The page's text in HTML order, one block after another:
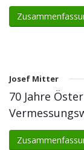
Josef Mitter
70 Jahre